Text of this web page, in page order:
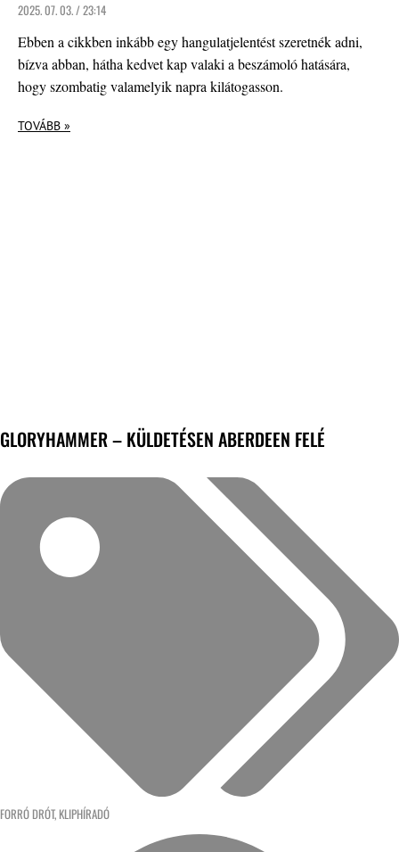
2025. 07. 03. / 23:14
Ebben a cikkben inkább egy hangulatjelentést szeretnék adni,
bízva abban, hátha kedvet kap valaki a beszámoló hatására,
hogy szombatig valamelyik napra kilátogasson.
TOVÁBB »
GLORYHAMMER – KÜLDETÉSEN ABERDEEN FELÉ
FORRÓ DRÓT, KLIPHÍRADÓ